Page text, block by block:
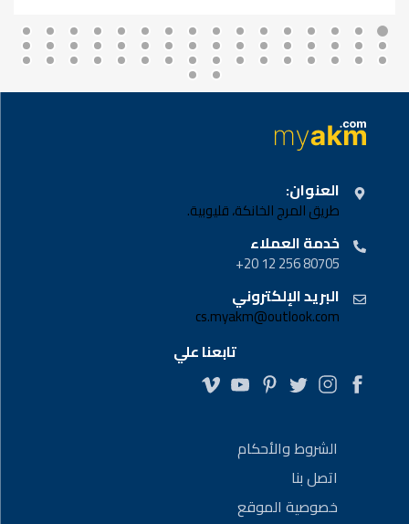
العنوان:
طريق المرج الخانكة، قليوبية.
خدمة العملاء
80705 256 12 20+
البريد الإلكتروني
cs.myakm@outlook.com
تابعنا علي
الشروط والأحكام
اتصل بنا
خصوصية الموقع